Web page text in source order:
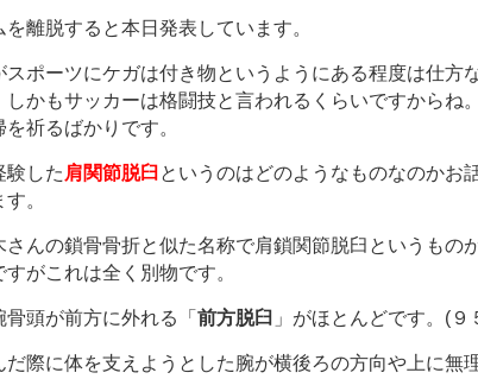
離脱すると本日発表しています。
スポーツにケガは付き物というようにある程度は仕方
しかもサッカーは格闘技と言われるくらいですからね
祈るばかりです。
験した 肩関節脱臼 というのはどのようなものなのかお
。
さんの鎖骨骨折と似た名称で肩鎖関節脱臼というもの
がこれは全く別物です。
骨頭が前方に外れる「 前方脱臼 」がほとんどです。(９
だ際に体を支えようとした腕が横後ろの方向や上に無